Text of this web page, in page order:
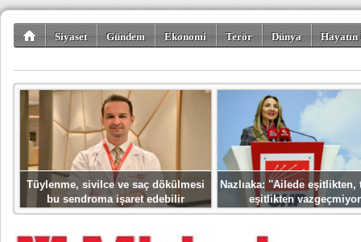
Siyaset Gündem Ekonomi Terör Dünya
Tüylenme, sivilce ve saç dökülmesi
bu sendroma işaret edebilir
Nazlıaka: ''Ailede eşitlikten,
eşitlikten